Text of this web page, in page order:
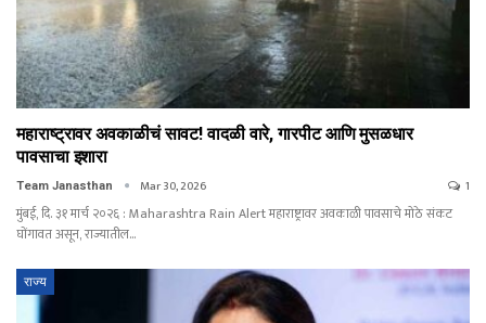
महाराष्ट्रावर अवकाळीचं सावट! वादळी वारे, गारपीट आणि मुसळधार
पावसाचा इशारा
Team Janasthan Mar 30, 2026 1
मुंबई, दि. ३१ मार्च २०२६ : Maharashtra Rain Alert महाराष्ट्रावर अवकाळी पावसाचे मोठे संकट
घोंगावत असून, राज्यातील…
राज्य